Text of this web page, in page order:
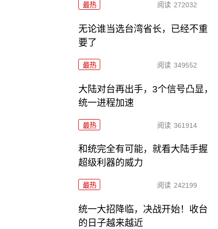
最热 阅读 272032
无论谁当选台湾省长，已经不重
要了
最热 阅读 349552
大陆对台再出手，3个信号凸显，
统一进程加速
最热 阅读 361914
和统完全有可能，就看大陆手握
超级利器的威力
最热 阅读 242199
统一大招降临，决战开始！收台
的日子越来越近